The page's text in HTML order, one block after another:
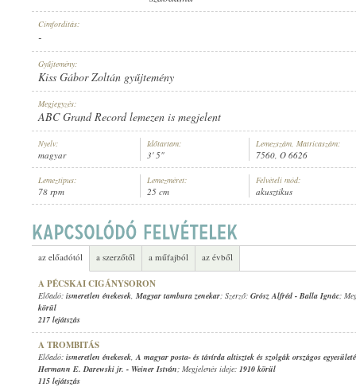
ISMERETLEN ÉNEKESEK,MAGYAR TAMBURICA ZENEKAR
LEMEZSZÁM:
Címfordítás:
-
Gyűjtemény:
Kiss Gábor Zoltán gyűjtemény
Megjegyzés:
ABC Grand Record lemezen is megjelent
Nyelv:
magyar
Időtartam:
3' 5"
Lemezszám, Matricaszám:
7560, O 6626
Lemeztípus:
78 rpm
Lemezméret:
25 cm
Felvételi mód:
akusztikus
az előadótól a szerzőtől a műfajból az évből
A PÉCSKAI CIGÁNYSORON
Előadó: ismeretlen énekesek, Magyar tambura zenekar; Szerző: Grósz Alfréd - Balla Ignác;
körül
217 lejátszás
A TROMBITÁS
Előadó: ismeretlen énekesek,A magyar posta- és távírda altisztek és szolgák országos
Hermann E. Darewski jr. - Weiner István; Megjelenés ideje: 1910 körül
115 lejátszás